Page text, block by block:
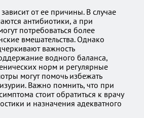
от ее причины. В случае
антибиотики, а при
потребоваться более
вмешательства. Однако
важность
водного баланса,
норм и регулярные
могут помочь избежать
Важно помнить, что при
стоит обратиться к врачу
и назначения адекватного